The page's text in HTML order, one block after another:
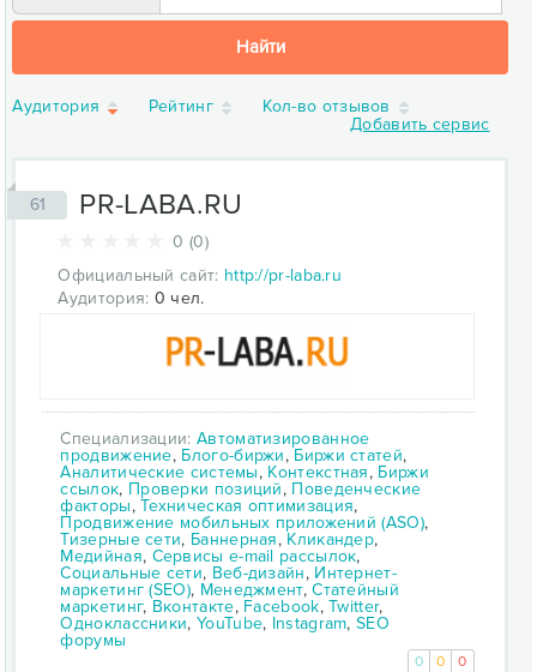
Найти
Аудитория Рейтинг
Кол-во отзывов
Добавить сервис
61 PR-LABA.RU
0 (0)
Официальный сайт: http://pr-laba.ru
Аудитория: 0 чел.
Специализации: Автоматизированное
продвижение, Блого-биржи, Биржи статей,
Аналитические системы, Контекстная, Биржи
ссылок, Проверки позиций, Поведенческие
факторы,Техническая оптимизация,
Продвижение мобильных приложений (ASO),
Тизерные сети, Баннерная, Кликандер,
Медийная, Сервисы e-mail рассылок,
Социальные сети, Веб-дизайн, Интернет-
маркетинг (SEO), Менеджмент,Статейный
маркетинг, Вконтакте, Facebook,Twitter,
Одноклассники, YouTube, Instagram,SEO
форумы
0 0 0